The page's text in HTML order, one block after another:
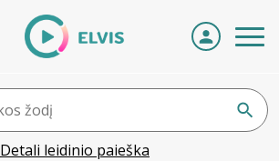
Detali leidinio paieška